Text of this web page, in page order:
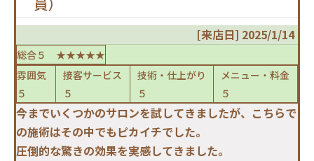
[来店日] 2025/1/14
総合５ ★★★★★
雰囲気
５
接客サービス
５
技術・仕上がり
５
メニュー・料金
５
今までいくつかのサロンを試してきましたが、こちらで
の施術はその中でもピカイチでした。
圧倒的な驚きの効果を実感してきました。